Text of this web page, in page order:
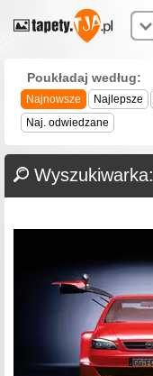
Poukładaj według:
Najnowsze Najlepsze
Naj. odwiedzane
Wyszukiwarka: